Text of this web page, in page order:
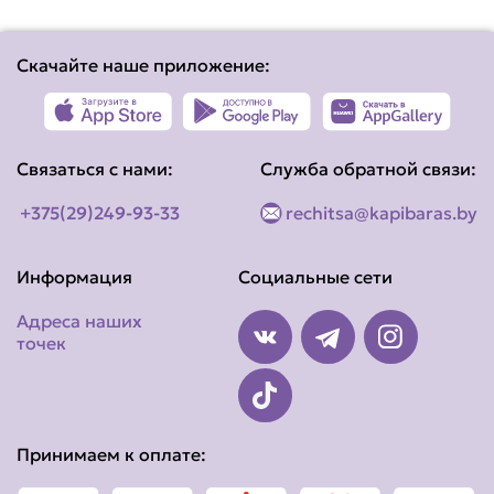
Скачайте наше приложение:
Связаться с нами:
+375(29)249-93-33
Служба обратной связи:
rechitsa@kapibaras.by
Информация
Адреса наших
точек
Социальные сети
Принимаем к оплате: